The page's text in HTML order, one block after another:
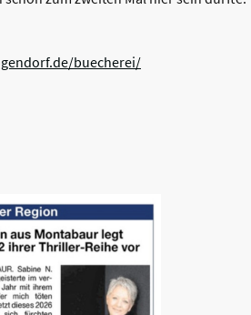
buecherei/